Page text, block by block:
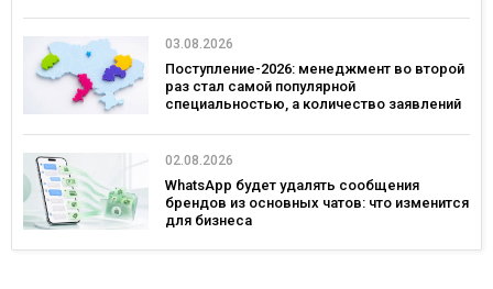
03.08.2026
Поступление-2026: менеджмент во второй
раз стал самой популярной
специальностью, а количество заявлений
02.08.2026
WhatsApp будет удалять сообщения
брендов из основных чатов: что изменится
для бизнеса